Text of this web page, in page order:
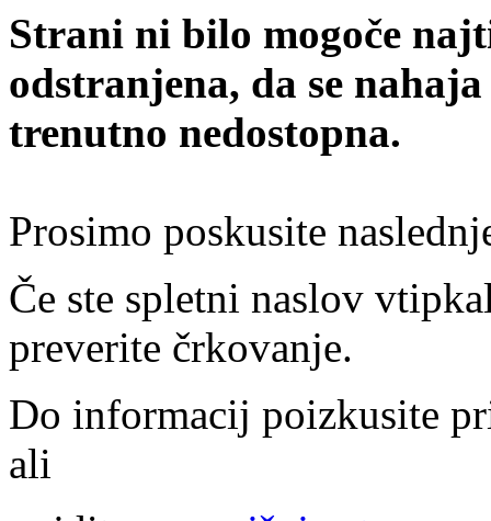
Strani ni bilo mogoče
odstranjena, da se
trenutno nedostopna.
Prosimo poskusite
Če ste spletni naslov
preverite črkovanje.
Do informacij poizkusite
ali